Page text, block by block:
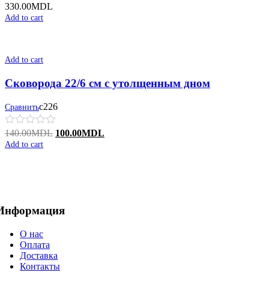
330.00MDL
Add to cart
Add to cart
Сковорода 22/6 см с утолщенным дном
Сравнитьс226
140.00MDL Original
100.00MDL
Add to cart
О нас
Оплата
Доставка
Контакты